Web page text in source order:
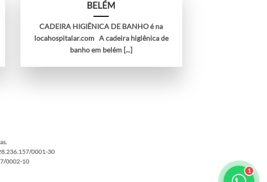
BELÉM
CADEIRA HIGIÊNICA DE BANHO é na
locahospitalar.com A cadeira higiênica de
banho em belém [...]
0001-30
0002-10